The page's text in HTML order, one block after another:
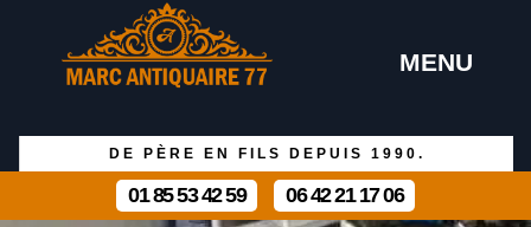
MENU
DE PÈRE EN FILS DEPUIS 1990.
01 85 53 42 59 06 42 21 17 06